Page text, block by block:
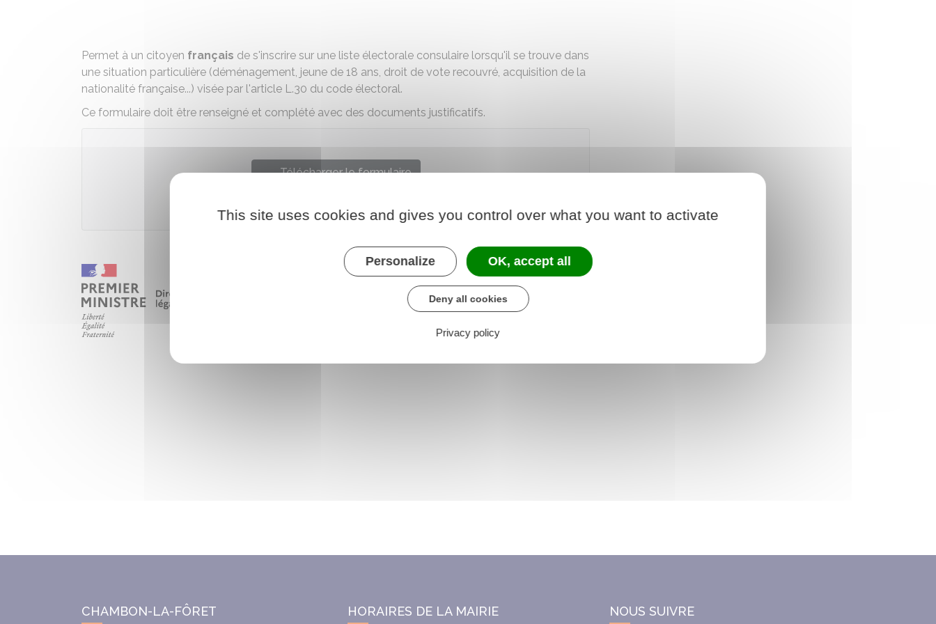
Permet à un citoyen français de s'inscrire sur une liste électorale consulaire lorsqu'il se trouve dans
une situation particulière (déménagement, jeune de 18 ans, droit de vote recouvré, acquisition de la
nationalité française...) visée par l'article L.30 du code électoral.
Ce formulaire doit être renseigné et complété avec des documents justificatifs.
Télécharger le formulaire
Ministère chargé de l'Europe et des affaires étrangères
CHAMBON-LA-FÔRET HORAIRES DE LA MAIRIE NOUS SUIVRE
This site uses cookies and gives you control over what you want to activate
Personalize OK, accept all
Deny all cookies
Privacy policy